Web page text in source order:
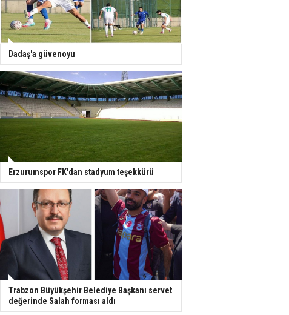
Dadaş'a güvenoyu
Erzurumspor FK'dan stadyum teşekkürü
Trabzon Büyükşehir Belediye Başkanı servet
değerinde Salah forması aldı